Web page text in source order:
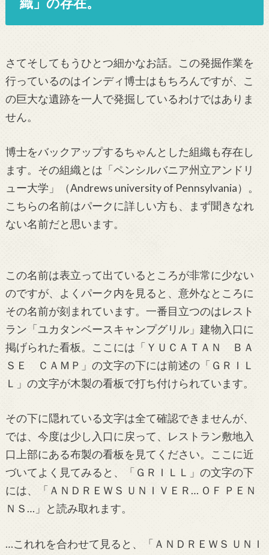
さてそしてもうひとつ細かなお話。この発掘作業を
行っているのはインディ博士はもちろんですが、こ
の巨大な遺跡を一人で発掘しているわけではありま
せん。
博士をバックアップするちゃんとした組織も存在し
ます。その組織とは「ペンシルバニア州立アンドリ
ュー大学」（Andrews university of Pennsylvania）。
こちらの名前はパークに詳しい方も、まず聞きなれ
ない名前だと思います。
この名前は表立って出ているところが非常に少ない
のですが、よくパーク内を見ると、意外なところに
その名前が刻まれています。一番目立つのはレスト
ラン「ユカタンベースキャンプグリル」建物入口に
掲げられた看板。ここには「ＹＵＣＡＴＡＮ ＢＡ
ＳＥ ＣＡＭＰ」の文字の下には前述の「ＧＲＩＬ
Ｌ」の文字が木製の看板で打ち付けられています。
その下に隠れている文字は全て確認できませんが、
では、今度は少し入口に戻って、レストラン敷地入
口上部にある布製の看板を見てください。ここに近
づいてよく見てみると、「ＧＲＩＬＬ」の文字の下
には、「ＡＮＤＲＥＷＳ ＵＮＩＶＥＲ… ＯＦ ＰＥＮ
ＮＳ…」と読み取れます。
…これれを合わせて見ると、「ＡＮＤＲＥＷＳ ＵＮＩ